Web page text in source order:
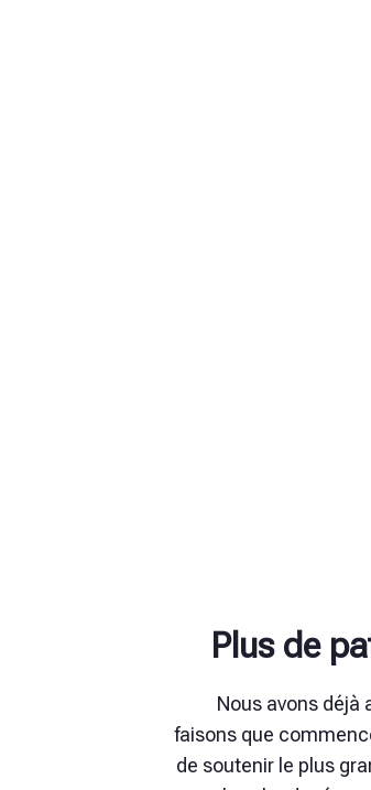
Plus de
Nous avons
faisons que
de soutenir le plus